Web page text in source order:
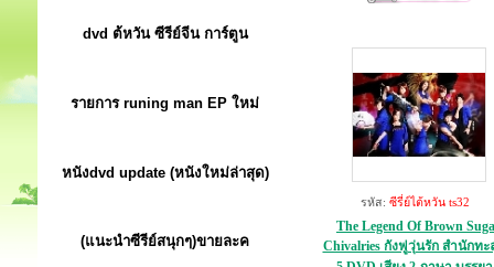
dvd ต้หวัน ซีรีย์จีน การ์ตูน
รายการ runing man EP ใหม่
หนังdvd update (หนังใหม่ล่าสุด)
(แนะนำซีรีย์สนุกๆ)ขายละค
รหัส: ซีรี่ย์ไต้หวัน ts32
The Legend Of Brown
Chivalries กังฟูวุ่นรัก สำนักทะ